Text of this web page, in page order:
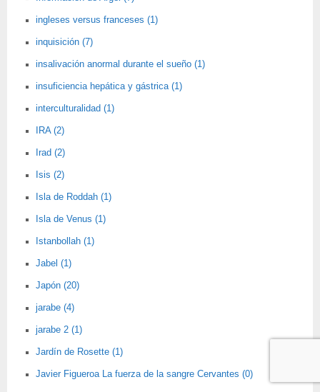
ingleses versus franceses (1)
inquisición (7)
insalivación anormal durante el sueño (1)
insuficiencia hepática y gástrica (1)
interculturalidad (1)
IRA (2)
Irad (2)
Isis (2)
Isla de Roddah (1)
Isla de Venus (1)
Istanbollah (1)
Jabel (1)
Japón (20)
jarabe (4)
jarabe 2 (1)
Jardín de Rosette (1)
Javier Figueroa La fuerza de la sangre Cervantes (0)